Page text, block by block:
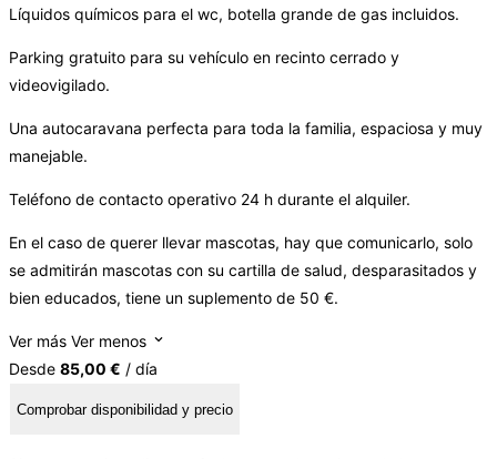
Líquidos químicos para el wc, botella grande de gas incluidos.
Parking gratuito para su vehículo en recinto cerrado y
videovigilado.
Una autocaravana perfecta para toda la familia, espaciosa y muy
manejable.
Teléfono de contacto operativo 24 h durante el alquiler.
En el caso de querer llevar mascotas, hay que comunicarlo, solo
se admitirán mascotas con su cartilla de salud, desparasitados y
bien educados, tiene un suplemento de 50 €.
Ver más Ver menos
Desde 85,00 € / día
Comprobar disponibilidad y precio